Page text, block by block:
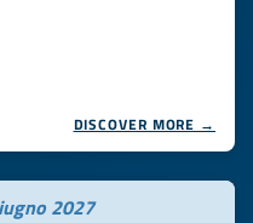
DISCOVER MORE →
2027